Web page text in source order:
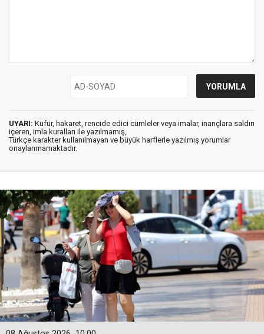
UYARI: Küfür, hakaret, rencide edici cümleler veya imalar, inançlara saldırı
içeren, imla kuralları ile yazılmamış,
Türkçe karakter kullanılmayan ve büyük harflerle yazılmış yorumlar
onaylanmamaktadır.